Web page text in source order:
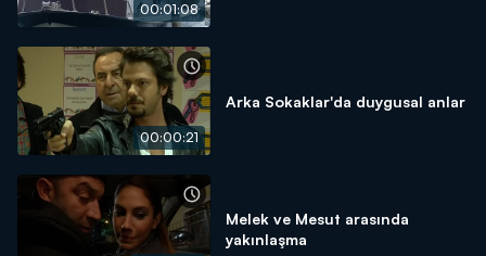
00:01:08
00:00:21
Arka Sokaklar'da duygusal anlar
Melek ve Mesut arasında
yakınlaşma